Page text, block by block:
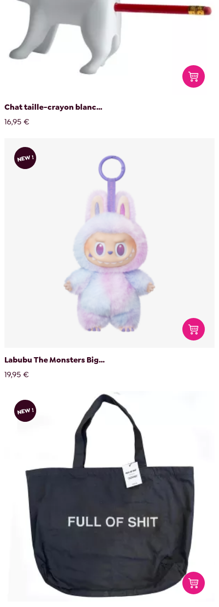
Chat taille-crayon blanc...
16,95 €
NEW !
Labubu The Monsters Big...
19,95 €
NEW !